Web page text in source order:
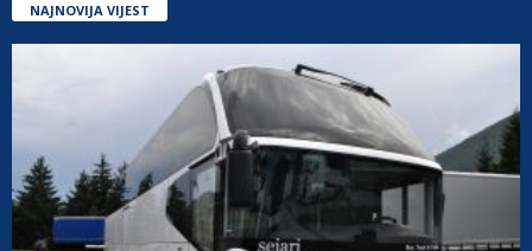
NAJNOVIJA VIJEST